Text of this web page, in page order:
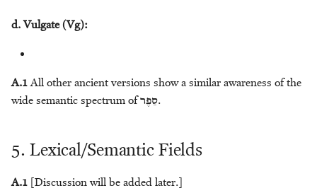
d. Vulgate (Vg):
A.1All other ancient versions show a similar awareness of the
wide semantic spectrum ofסֵפֶר.
5. Lexical/Semantic Fields
A.1 [Discussion will be added later.]